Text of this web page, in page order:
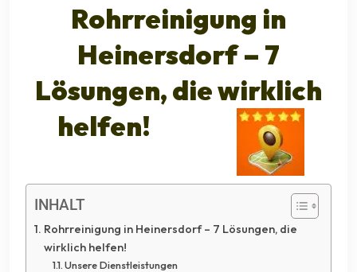
Rohrreinigung in
Heinersdorf– 7
Lösungen, die wirklich
helfen!
INHALT
Rohrreinigung in Heinersdorf – 7 Lösungen, die
wirklich helfen!
Unsere Dienstleistungen